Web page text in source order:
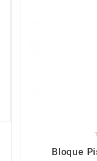
Bloque